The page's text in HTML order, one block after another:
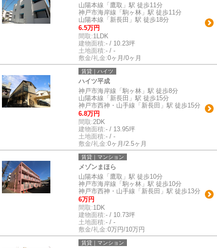
山陽本線「鷹取」駅 徒歩11分
神戸市海岸線「駒ヶ林」駅 徒歩11分
山陽本線「新長田」駅 徒歩18分
6.5万円
間取:1LDK
建物面積:- / 10.23坪
土地面積:- / -
敷金/礼金:0ヶ月/0ヶ月
賃貸｜ハイツ
ハイツ平成
神戸市海岸線「駒ヶ林」駅 徒歩8分
山陽本線「新長田」駅 徒歩15分
神戸市西神・山手線「新長田」駅 徒歩15分
6.8万円
間取:2DK
建物面積:- / 13.95坪
土地面積:- / -
敷金/礼金:0ヶ月/2.5ヶ月
賃貸｜マンション
メゾンまほら
山陽本線「鷹取」駅 徒歩10分
神戸市海岸線「駒ヶ林」駅 徒歩10分
神戸市西神・山手線「新長田」駅 徒歩13分
6万円
間取:1DK
建物面積:- / 10.73坪
土地面積:- / -
敷金/礼金:0万円/10万円
賃貸｜マンション